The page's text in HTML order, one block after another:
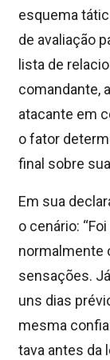
esquema
de avaliação
lista de
comandante,
atacante em
o fator
final sobre
Em sua
o cenário:
normalmente
sensações.
uns dias
mesma
tava antes da